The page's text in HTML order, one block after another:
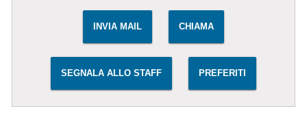
INVIA MAIL CHIAMA
SEGNALA ALLO STAFF PREFERITI